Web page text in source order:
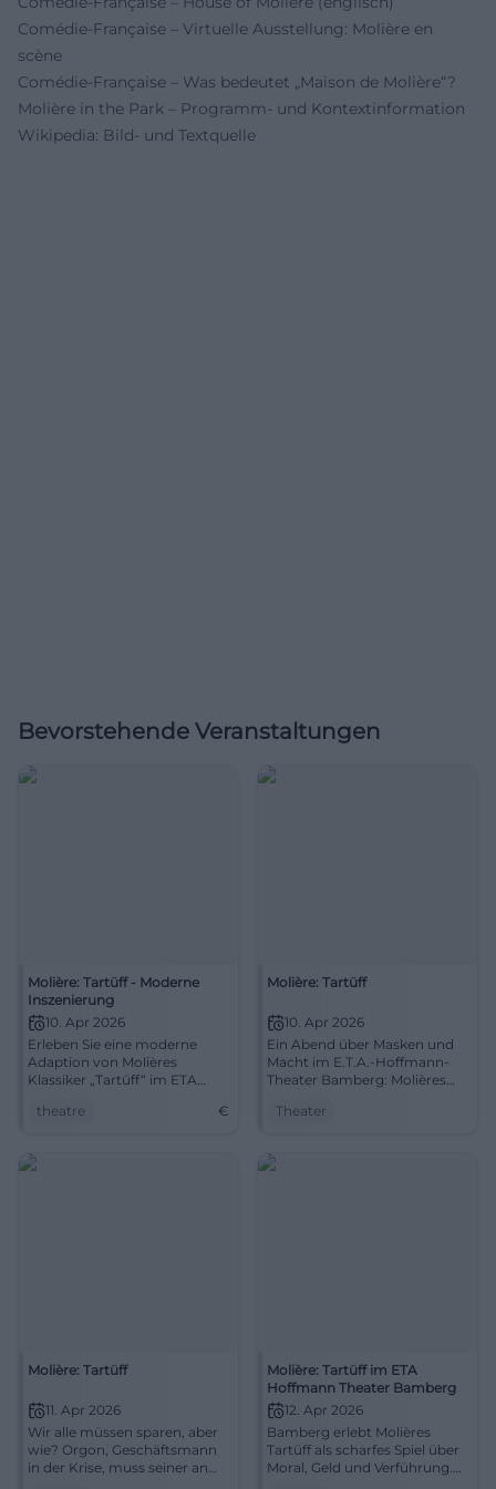
Comédie-Française – Virtuelle Ausstellung: Molière en
scène
Comédie-Française – Was bedeutet „Maison de Molière“?
Molière in the Park – Programm- und Kontextinformation
Wikipedia: Bild- und Textquelle
Bevorstehende Veranstaltungen
Molière: Tartüff - Moderne
Inszenierung
10. Apr 2026
Erleben Sie eine moderne
Adaption von Molières
Klassiker „Tartüff“ im ETA
theatre
€
Molière: Tartüff
10. Apr 2026
Ein Abend über Masken und
Macht im E.T.A.-Hoffmann-
Theater Bamberg: Molières
gespielt. 10.04.2026, 19:30 Uhr.
und rechtzeitig buchen.
#TheaterBamberg
Theater
Molière: Tartüff
11. Apr 2026
Wir alle müssen sparen, aber
wie? Orgon, Geschäftsmann
in der Krise, muss seiner an
Molière: Tartüff im ETA
Hoffmann Theater Bamberg
12. Apr 2026
Bamberg erlebt Molières
Tartüff als scharfes Spiel über
Moral, Geld und Verführung.